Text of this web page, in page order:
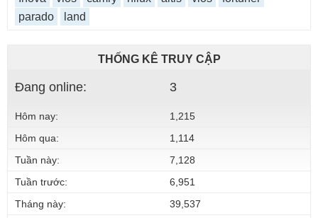
parado
land
THỐNG KÊ TRUY CẬP
Đang online: 3
Hôm nay:
1,215
Hôm qua:
1,114
Tuần này:
7,128
Tuần trước:
6,951
Tháng này:
39,537